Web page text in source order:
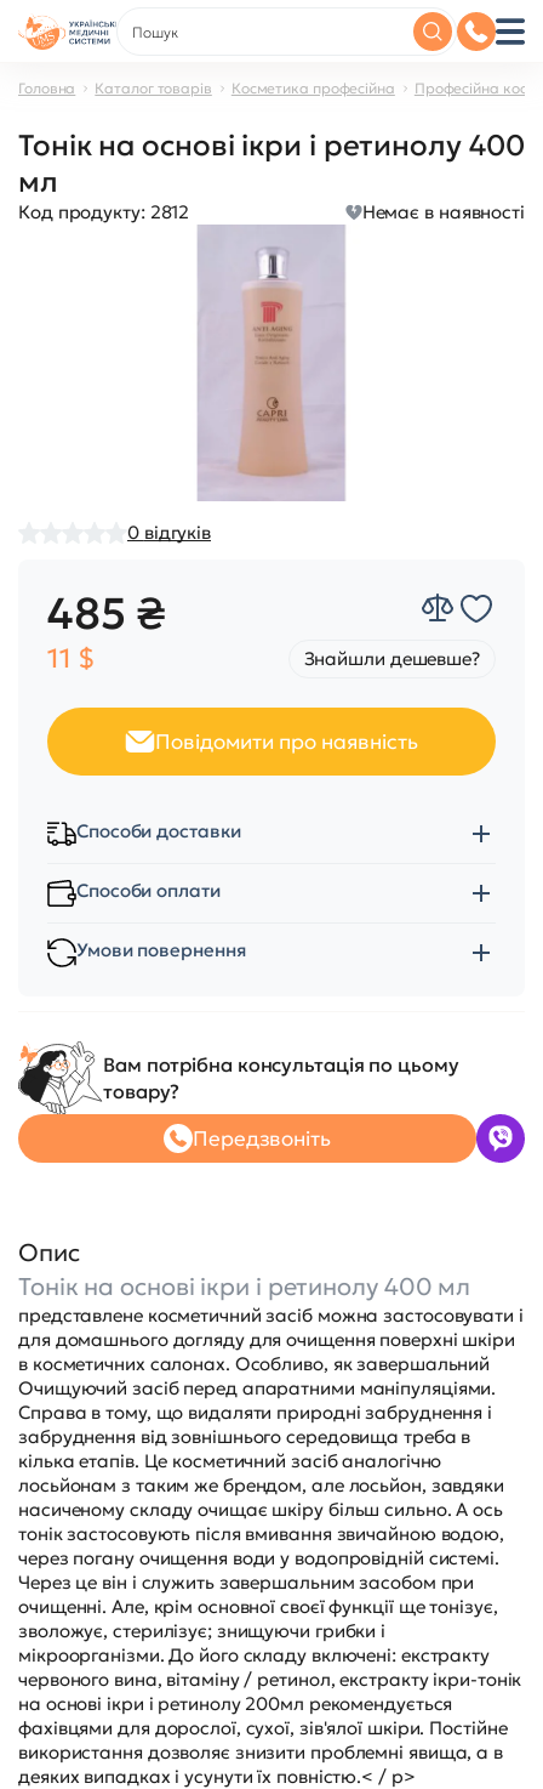
Головна Каталог товарів Косметика професійна Професійна
Тонік на основі ікри і ретинолу 400
мл
Код продукту: 2812 Немає в наявності
0 відгуків
485 ₴
11 $ Знайшли дешевше?
Повідомити про наявність
Способи доставки
Способи оплати
Умови повернення
Вам потрібна консультація по цьому
товару?
Передзвоніть
Опис
Тонік на основі ікри і ретинолу 400 мл
представлене косметичний засіб можна застосовувати і
для домашнього догляду для очищення поверхні шкіри
в косметичних салонах. Особливо, як завершальний
Очищуючий засіб перед апаратними маніпуляціями.
Справа в тому, що видаляти природні забруднення і
забруднення від зовнішнього середовища треба в
кілька етапів. Це косметичний засіб аналогічно
лосьйонам з таким же брендом, але лосьйон, завдяки
насиченому складу очищає шкіру більш сильно. А ось
тонік застосовують після вмивання звичайною водою,
через погану очищення води у водопровідній системі.
Через це він і служить завершальним засобом при
очищенні. Але, крім основної своєї функції ще тонізує,
зволожує, стерилізує; знищуючи грибки і
мікроорганізми. До його складу включені: екстракту
червоного вина, вітаміну / ретинол, екстракту ікри-тонік
на основі ікри і ретинолу 200мл рекомендується
фахівцями для дорослої, сухої, зів'ялої шкіри. Постійне
використання дозволяє знизити проблемні явища, а в
деяких випадках і усунути їх повністю.< / p>